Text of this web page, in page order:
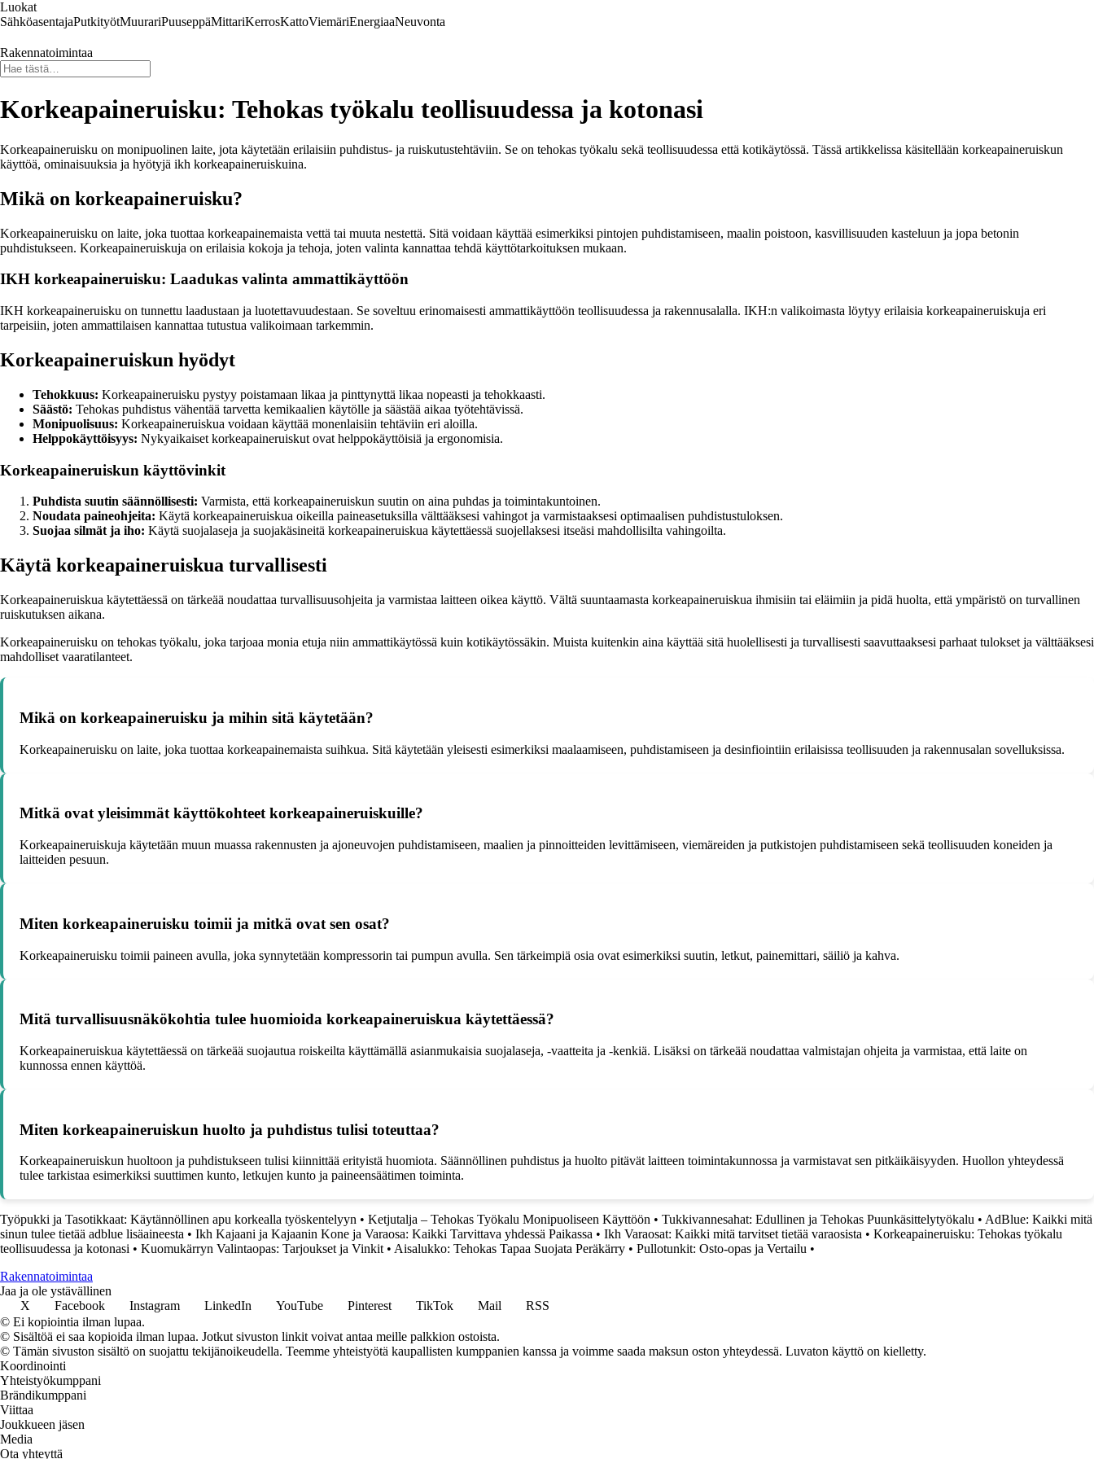
Luokat
SähköasentajaPutkityötMuurariPuuseppäMittariKerrosKattoViemäriEnergiaaNeuvonta
Rakennatoimintaa
Korkeapaineruisku: Tehokas työkalu teollisuudessa ja kotonasi
Korkeapaineruisku on monipuolinen laite, jota käytetään erilaisiin puhdistus- ja ruiskutustehtäviin. Se on tehokas työkalu sekä teollisuudessa että kotikäytössä. Tässä artikkelissa käsitellään korkeapaineruiskun
käyttöä, ominaisuuksia ja hyötyjä ikh korkeapaineruiskuina.
Mikä on korkeapaineruisku?
Korkeapaineruisku on laite, joka tuottaa korkeapainemaista vettä tai muuta nestettä. Sitä voidaan käyttää esimerkiksi pintojen puhdistamiseen, maalin poistoon, kasvillisuuden kasteluun ja jopa betonin
puhdistukseen. Korkeapaineruiskuja on erilaisia kokoja ja tehoja, joten valinta kannattaa tehdä käyttötarkoituksen mukaan.
IKH korkeapaineruisku: Laadukas valinta ammattikäyttöön
IKH korkeapaineruisku on tunnettu laadustaan ja luotettavuudestaan. Se soveltuu erinomaisesti ammattikäyttöön teollisuudessa ja rakennusalalla. IKH:n valikoimasta löytyy erilaisia korkeapaineruiskuja eri
tarpeisiin, joten ammattilaisen kannattaa tutustua valikoimaan tarkemmin.
Korkeapaineruiskun hyödyt
Tehokkuus: Korkeapaineruisku pystyy poistamaan likaa ja pinttynyttä likaa nopeasti ja tehokkaasti.
Säästö: Tehokas puhdistus vähentää tarvetta kemikaalien käytölle ja säästää aikaa työtehtävissä.
Monipuolisuus: Korkeapaineruiskua voidaan käyttää monenlaisiin tehtäviin eri aloilla.
Helppokäyttöisyys: Nykyaikaiset korkeapaineruiskut ovat helppokäyttöisiä ja ergonomisia.
Korkeapaineruiskun käyttövinkit
Puhdista suutin säännöllisesti: Varmista, että korkeapaineruiskun suutin on aina puhdas ja toimintakuntoinen.
Noudata paineohjeita: Käytä korkeapaineruiskua oikeilla paineasetuksilla välttääksesi vahingot ja varmistaaksesi optimaalisen puhdistustuloksen.
Suojaa silmät ja iho: Käytä suojalaseja ja suojakäsineitä korkeapaineruiskua käytettäessä suojellaksesi itseäsi mahdollisilta vahingoilta.
Käytä korkeapaineruiskua turvallisesti
Korkeapaineruiskua käytettäessä on tärkeää noudattaa turvallisuusohjeita ja varmistaa laitteen oikea käyttö. Vältä suuntaamasta korkeapaineruiskua ihmisiin tai eläimiin ja pidä huolta, että ympäristö on turvallinen
ruiskutuksen aikana.
Korkeapaineruisku on tehokas työkalu, joka tarjoaa monia etuja niin ammattikäytössä kuin kotikäytössäkin. Muista kuitenkin aina käyttää sitä huolellisesti ja turvallisesti saavuttaaksesi parhaat tulokset ja välttääksesi
mahdolliset vaaratilanteet.
Mikä on korkeapaineruisku ja mihin sitä käytetään?
Korkeapaineruisku on laite, joka tuottaa korkeapainemaista suihkua. Sitä käytetään yleisesti esimerkiksi maalaamiseen, puhdistamiseen ja desinfiointiin erilaisissa teollisuuden ja rakennusalan sovelluksissa.
Mitkä ovat yleisimmät käyttökohteet korkeapaineruiskuille?
Korkeapaineruiskuja käytetään muun muassa rakennusten ja ajoneuvojen puhdistamiseen, maalien ja pinnoitteiden levittämiseen, viemäreiden ja putkistojen puhdistamiseen sekä teollisuuden koneiden ja
laitteiden pesuun.
Miten korkeapaineruisku toimii ja mitkä ovat sen osat?
Korkeapaineruisku toimii paineen avulla, joka synnytetään kompressorin tai pumpun avulla. Sen tärkeimpiä osia ovat esimerkiksi suutin, letkut, painemittari, säiliö ja kahva.
Mitä turvallisuusnäkökohtia tulee huomioida korkeapaineruiskua käytettäessä?
Korkeapaineruiskua käytettäessä on tärkeää suojautua roiskeilta käyttämällä asianmukaisia suojalaseja, -vaatteita ja -kenkiä. Lisäksi on tärkeää noudattaa valmistajan ohjeita ja varmistaa, että laite on
kunnossa ennen käyttöä.
Miten korkeapaineruiskun huolto ja puhdistus tulisi toteuttaa?
Korkeapaineruiskun huoltoon ja puhdistukseen tulisi kiinnittää erityistä huomiota. Säännöllinen puhdistus ja huolto pitävät laitteen toimintakunnossa ja varmistavat sen pitkäikäisyyden. Huollon yhteydessä
tulee tarkistaa esimerkiksi suuttimen kunto, letkujen kunto ja paineensäätimen toiminta.
Työpukki ja Tasotikkaat: Käytännöllinen apu korkealla työskentelyyn • Ketjutalja – Tehokas Työkalu Monipuoliseen Käyttöön • Tukkivannesahat: Edullinen ja Tehokas Puunkäsittelytyökalu • AdBlue: Kaikki mitä
sinun tulee tietää adblue lisäaineesta • Ikh Kajaani ja Kajaanin Kone ja Varaosa: Kaikki Tarvittava yhdessä Paikassa • Ikh Varaosat: Kaikki mitä tarvitset tietää varaosista • Korkeapaineruisku: Tehokas työkalu
teollisuudessa ja kotonasi • Kuomukärryn Valintaopas: Tarjoukset ja Vinkit • Aisalukko: Tehokas Tapaa Suojata Peräkärry • Pullotunkit: Osto-opas ja Vertailu •
Rakennatoimintaa
Jaa ja ole ystävällinen
X
Facebook Instagram LinkedIn YouTube Pinterest TikTok Mail
RSS
© Ei kopiointia ilman lupaa.
© Sisältöä ei saa kopioida ilman lupaa. Jotkut sivuston linkit voivat antaa meille palkkion ostoista.
© Tämän sivuston sisältö on suojattu tekijänoikeudella. Teemme yhteistyötä kaupallisten kumppanien kanssa ja voimme saada maksun oston yhteydessä. Luvaton käyttö on kielletty.
Koordinointi
Yhteistyökumppani
Brändikumppani
Viittaa
Joukkueen jäsen
Media
Ota yhteyttä